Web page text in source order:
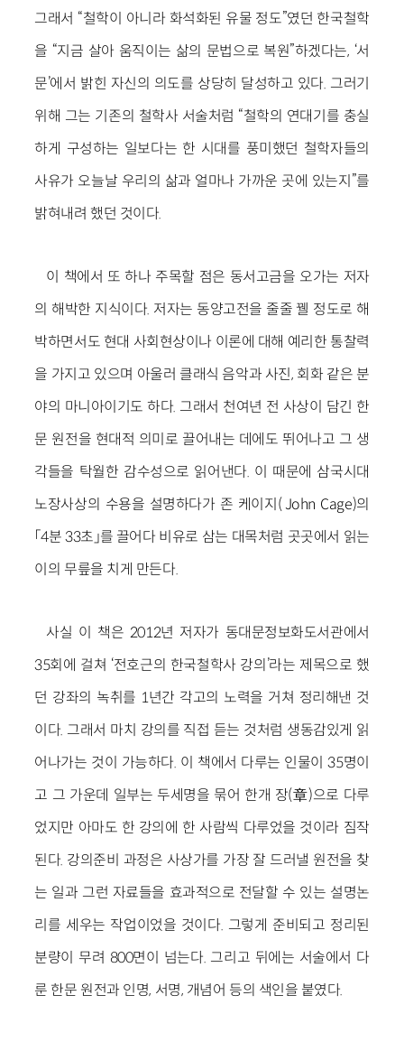
그래서 “철학이 아니라 화석화된 유물 정도”였던 한국철학
을 “지금 살아 움직이는 삶의 문법으로 복원”하겠다는, ‘서
문’에서 밝힌 자신의 의도를 상당히 달성하고 있다. 그러기
위해 그는 기존의 철학사 서술처럼 “철학의 연대기를 충실
하게 구성하는 일보다는 한 시대를 풍미했던 철학자들의
사유가 오늘날 우리의 삶과 얼마나 가까운 곳에 있는지”를
밝혀내려 했던 것이다.
이 책에서 또 하나 주목할 점은 동서고금을 오가는 저자
의 해박한 지식이다. 저자는 동양고전을 줄줄 꿸 정도로 해
박하면서도 현대 사회현상이나 이론에 대해 예리한 통찰력
을 가지고 있으며 아울러 클래식 음악과 사진, 회화 같은 분
야의 마니아이기도 하다. 그래서 천여년 전 사상이 담긴 한
문 원전을 현대적 의미로 끌어내는 데에도 뛰어나고 그 생
각들을 탁월한 감수성으로 읽어낸다. 이 때문에 삼국시대
노장사상의 수용을 설명하다가 존 케이지( John Cage)의
「4분 33초」를 끌어다 비유로 삼는 대목처럼 곳곳에서 읽는
이의 무릎을 치게 만든다.
사실 이 책은 2012년 저자가 동대문정보화도서관에서
35회에 걸쳐 ‘전호근의 한국철학사 강의’라는 제목으로 했
던 강좌의 녹취를 1년간 각고의 노력을 거쳐 정리해낸 것
이다. 그래서 마치 강의를 직접 듣는 것처럼 생동감있게 읽
어나가는 것이 가능하다. 이 책에서 다루는 인물이 35명이
고 그 가운데 일부는 두세명을 묶어 한개 장(章)으로 다루
었지만 아마도 한 강의에 한 사람씩 다루었을 것이라 짐작
된다. 강의준비 과정은 사상가를 가장 잘 드러낼 원전을 찾
는 일과 그런 자료들을 효과적으로 전달할 수 있는 설명논
리를 세우는 작업이었을 것이다. 그렇게 준비되고 정리된
분량이 무려 800면이 넘는다. 그리고 뒤에는 서술에서 다
룬 한문 원전과 인명, 서명, 개념어 등의 색인을 붙였다.